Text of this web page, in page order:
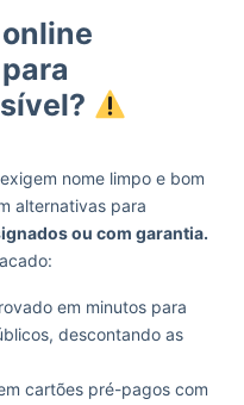
nome limpo e bom
alternativas para
ou com garantia.
em minutos para
descontando as
cartões pré-pagos com